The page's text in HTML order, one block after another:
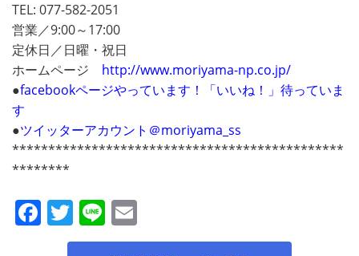
TEL: 077-582-2051
営業／9:00～17:00
定休日／日曜・祝日
ホームページ http://www.moriyama-np.co.jp/
●facebookページやっています！「いいね！」待っていま
す
●ツイッターアカウント＠moriyama_ss
**********************************************
********
F T
w
Li
n m